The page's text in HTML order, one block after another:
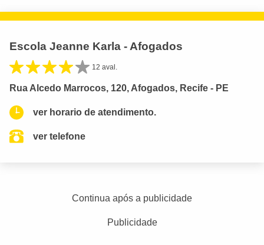
Escola Jeanne Karla - Afogados
12 aval.
Rua Alcedo Marrocos, 120, Afogados, Recife - PE
ver horario de atendimento.
ver telefone
Continua após a publicidade
Publicidade